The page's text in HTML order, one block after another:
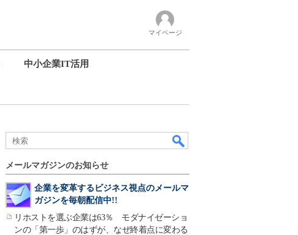
マイページ
中小企業IT活用
メールマガジンのお知らせ
企業を変革するビジネス視点のメールマ
ガジンを毎朝配信中!!
リホストを選ぶ企業は63％ モダナイゼーショ
ンの「第一歩」のはずが、なぜ終着点に変わる